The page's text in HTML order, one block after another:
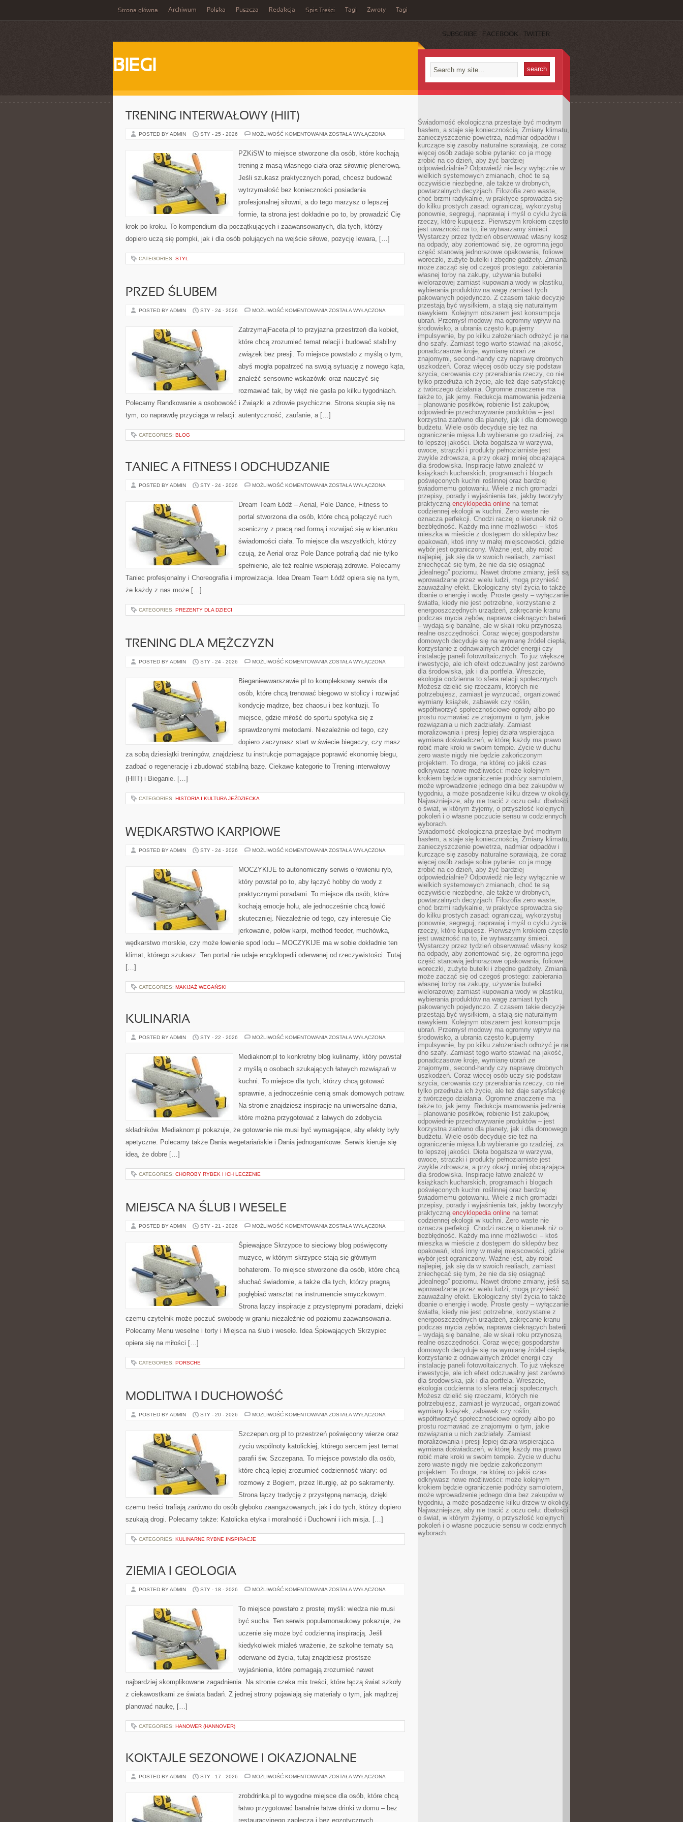
Strona główna Archiwum Polska Puszcza Redakcja Spis Treści Tagi Zwroty Tagi
SUBSCRIBE FACEBOOK TWITTER
BIEGI
TRENING INTERWAŁOWY (HIIT)
POSTED BY ADMIN STY - 25 - 2026 MOŻLIWOŚĆ KOMENTOWANIA TRENING
ZOSTAŁA WYŁĄCZONA
PZKiSW to miejsce stworzone dla osób, które kochają
trening z masą własnego ciała oraz siłownię plenerową.
Jeśli szukasz praktycznych porad, chcesz budować
wytrzymałość bez konieczności posiadania
profesjonalnej siłowni, a do tego marzysz o lepszej
formie, ta strona jest dokładnie po to, by prowadzić Cię
krok po kroku. To kompendium dla początkujących i zaawansowanych, dla tych, którzy
dopiero uczą się pompki, jak i dla osób polujących na wejście siłowe, pozycję lewara, […]
CATEGORIES: STYL
PRZED ŚLUBEM
POSTED BY ADMIN STY - 24 - 2026 MOŻLIWOŚĆ KOMENTOWANIA PRZED
ZOSTAŁA WYŁĄCZONA
ZatrzymajFaceta.pl to przyjazna przestrzeń dla kobiet,
które chcą zrozumieć temat relacji i budować stabilny
związek bez presji. To miejsce powstało z myślą o tym,
abyś mogła popatrzeć na swoją sytuację z nowego kąta,
znaleźć sensowne wskazówki oraz nauczyć się
rozmawiać tak, by więź nie gasła po kilku tygodniach.
Polecamy Randkowanie a osobowość i Związki a zdrowie psychiczne. Strona skupia się na
tym, co naprawdę przyciąga w relacji: autentyczność, zaufanie, a […]
CATEGORIES: BLOG
TANIEC A FITNESS I ODCHUDZANIE
POSTED BY ADMIN STY - 24 - 2026 MOŻLIWOŚĆ KOMENTOWANIA TANIEC
I
ODCHUDZANIE
ZOSTAŁA WYŁĄCZONA
Dream Team Łódź – Aerial, Pole Dance, Fitness to
portal stworzona dla osób, które chcą połączyć ruch
sceniczny z pracą nad formą i rozwijać się w kierunku
świadomości ciała. To miejsce dla wszystkich, którzy
czują, że Aerial oraz Pole Dance potrafią dać nie tylko
spełnienie, ale też realnie wspierają zdrowie. Polecamy
Taniec profesjonalny i Choreografia i improwizacja. Idea Dream Team Łódź opiera się na tym,
że każdy z nas może […]
CATEGORIES: PREZENTY DLA DZIECI
TRENING DLA MĘŻCZYZN
POSTED BY ADMIN STY - 24 - 2026 MOŻLIWOŚĆ KOMENTOWANIA TRENING
ZOSTAŁA WYŁĄCZONA
Bieganiewwarszawie.pl to kompleksowy serwis dla
osób, które chcą trenować biegowo w stolicy i rozwijać
kondycję mądrze, bez chaosu i bez kontuzji. To
miejsce, gdzie miłość do sportu spotyka się z
sprawdzonymi metodami. Niezależnie od tego, czy
dopiero zaczynasz start w świecie biegaczy, czy masz
za sobą dziesiątki treningów, znajdziesz tu instrukcje pomagające poprawić ekonomię biegu,
zadbać o regenerację i zbudować stabilną bazę. Ciekawe kategorie to Trening interwałowy
(HIIT) i Bieganie. […]
CATEGORIES: HISTORIA I KULTURA JEŹDZIECKA
WĘDKARSTWO KARPIOWE
POSTED BY ADMIN STY - 24 - 2026 MOŻLIWOŚĆ KOMENTOWANIA WĘDKARSTWO
ZOSTAŁA WYŁĄCZONA
MOCZYKIJE to autonomiczny serwis o łowieniu ryb,
który powstał po to, aby łączyć hobby do wody z
praktycznymi poradami. To miejsce dla osób, które
kochają emocje holu, ale jednocześnie chcą łowić
skuteczniej. Niezależnie od tego, czy interesuje Cię
jerkowanie, połów karpi, method feeder, muchówka,
wędkarstwo morskie, czy może łowienie spod lodu – MOCZYKIJE ma w sobie dokładnie ten
klimat, którego szukasz. Ten portal nie udaje encyklopedii oderwanej od rzeczywistości. Tutaj
[…]
CATEGORIES: MAKIJAŻ WEGAŃSKI
KULINARIA
POSTED BY ADMIN STY - 22 - 2026 MOŻLIWOŚĆ KOMENTOWANIA KULINARIA
ZOSTAŁA WYŁĄCZONA
Mediaknorr.pl to konkretny blog kulinarny, który powstał
z myślą o osobach szukających łatwych rozwiązań w
kuchni. To miejsce dla tych, którzy chcą gotować
sprawnie, a jednocześnie cenią smak domowych potraw.
Na stronie znajdziesz inspiracje na uniwersalne dania,
które można przygotować z łatwych do zdobycia
składników. Mediaknorr.pl pokazuje, że gotowanie nie musi być wymagające, aby efekty były
apetyczne. Polecamy także Dania wegetariańskie i Dania jednogarnkowe. Serwis kieruje się
ideą, że dobre […]
CATEGORIES: CHOROBY RYBEK I ICH LECZENIE
MIEJSCA NA ŚLUB I WESELE
POSTED BY ADMIN STY - 21 - 2026 MOŻLIWOŚĆ KOMENTOWANIA MIEJSCA
WESELE
ZOSTAŁA WYŁĄCZONA
Śpiewające Skrzypce to sieciowy blog poświęcony
muzyce, w którym skrzypce stają się głównym
bohaterem. To miejsce stworzone dla osób, które chcą
słuchać świadomie, a także dla tych, którzy pragną
pogłębiać warsztat na instrumencie smyczkowym.
Strona łączy inspiracje z przystępnymi poradami, dzięki
czemu czytelnik może poczuć swobodę w graniu niezależnie od poziomu zaawansowania.
Polecamy Menu weselne i torty i Miejsca na ślub i wesele. Idea Śpiewających Skrzypiec
opiera się na miłości […]
CATEGORIES: PORSCHE
MODLITWA I DUCHOWOŚĆ
POSTED BY ADMIN STY - 20 - 2026 MOŻLIWOŚĆ KOMENTOWANIA MODLITWA
ZOSTAŁA WYŁĄCZONA
Szczepan.org.pl to przestrzeń poświęcony wierze oraz
życiu wspólnoty katolickiej, którego sercem jest temat
parafii św. Szczepana. To miejsce powstało dla osób,
które chcą lepiej zrozumieć codzienność wiary: od
rozmowy z Bogiem, przez liturgię, aż po sakramenty.
Strona łączy tradycję z przystępną narracją, dzięki
czemu treści trafiają zarówno do osób głęboko zaangażowanych, jak i do tych, którzy dopiero
szukają drogi. Polecamy także: Katolicka etyka i moralność i Duchowni i ich misja. […]
CATEGORIES: KULINARNE RYBNE INSPIRACJE
ZIEMIA I GEOLOGIA
POSTED BY ADMIN STY - 18 - 2026 MOŻLIWOŚĆ KOMENTOWANIA ZIEMIA
ZOSTAŁA WYŁĄCZONA
To miejsce powstało z prostej myśli: wiedza nie musi
być sucha. Ten serwis popularnonaukowy pokazuje, że
uczenie się może być codzienną inspiracją. Jeśli
kiedykolwiek miałeś wrażenie, że szkolne tematy są
oderwane od życia, tutaj znajdziesz prostsze
wyjaśnienia, które pomagają zrozumieć nawet
najbardziej skomplikowane zagadnienia. Na stronie czeka mix treści, które łączą świat szkoły
z ciekawostkami ze świata badań. Z jednej strony pojawiają się materiały o tym, jak mądrzej
planować naukę, […]
CATEGORIES: HANOWER (HANNOVER)
KOKTAJLE SEZONOWE I OKAZJONALNE
POSTED BY ADMIN STY - 17 - 2026 MOŻLIWOŚĆ KOMENTOWANIA KOKTAJLE
OKAZJONALNE
ZOSTAŁA WYŁĄCZONA
zrobdrinka.pl to wygodne miejsce dla osób, które chcą
łatwo przygotować banalnie łatwe drinki w domu – bez
restauracyjnego zaplecza i bez egzotycznych
Świadomość ekologiczna przestaje być modnym
hasłem, a staje się koniecznością. Zmiany klimatu,
zanieczyszczenie powietrza, nadmiar odpadów i
kurczące się zasoby naturalne sprawiają, że coraz
więcej osób zadaje sobie pytanie: co ja mogę
zrobić na co dzień, aby żyć bardziej
odpowiedzialnie? Odpowiedź nie leży wyłącznie w
wielkich systemowych zmianach, choć te są
oczywiście niezbędne, ale także w drobnych,
powtarzalnych decyzjach. Filozofia zero waste,
choć brzmi radykalnie, w praktyce sprowadza się
do kilku prostych zasad: ograniczaj, wykorzystuj
ponownie, segreguj, naprawiaj i myśl o cyklu życia
rzeczy, które kupujesz. Pierwszym krokiem często
jest uważność na to, ile wytwarzamy śmieci.
Wystarczy przez tydzień obserwować własny kosz
na odpady, aby zorientować się, że ogromną jego
część stanowią jednorazowe opakowania, foliowe
woreczki, zużyte butelki i zbędne gadżety. Zmiana
może zacząć się od czegoś prostego: zabierania
własnej torby na zakupy, używania butelki
wielorazowej zamiast kupowania wody w plastiku,
wybierania produktów na wagę zamiast tych
pakowanych pojedynczo. Z czasem takie decyzje
przestają być wysiłkiem, a stają się naturalnym
nawykiem. Kolejnym obszarem jest konsumpcja
ubrań. Przemysł modowy ma ogromny wpływ na
środowisko, a ubrania często kupujemy
impulsywnie, by po kilku założeniach odłożyć je na
dno szafy. Zamiast tego warto stawiać na jakość,
ponadczasowe kroje, wymianę ubrań ze
znajomymi, second-handy czy naprawę drobnych
uszkodzeń. Coraz więcej osób uczy się podstaw
szycia, cerowania czy przerabiania rzeczy, co nie
tylko przedłuża ich życie, ale też daje satysfakcję
z twórczego działania. Ogromne znaczenie ma
także to, jak jemy. Redukcja marnowania jedzenia
– planowanie posiłków, robienie list zakupów,
odpowiednie przechowywanie produktów – jest
korzystna zarówno dla planety, jak i dla domowego
budżetu. Wiele osób decyduje się też na
ograniczenie mięsa lub wybieranie go rzadziej, za
to lepszej jakości. Dieta bogatsza w warzywa,
owoce, strączki i produkty pełnoziarniste jest
zwykle zdrowsza, a przy okazji mniej obciążająca
dla środowiska. Inspiracje łatwo znaleźć w
książkach kucharskich, programach i blogach
poświęconych kuchni roślinnej oraz bardziej
świadomemu gotowaniu. Wiele z nich gromadzi
przepisy, porady i wyjaśnienia tak, jakby tworzyły
praktyczną encyklopedia online na temat
codziennej ekologii w kuchni. Zero waste nie
oznacza perfekcji. Chodzi raczej o kierunek niż o
bezbłędność. Każdy ma inne możliwości – ktoś
mieszka w mieście z dostępem do sklepów bez
opakowań, ktoś inny w małej miejscowości, gdzie
wybór jest ograniczony. Ważne jest, aby robić
najlepiej, jak się da w swoich realiach, zamiast
zniechęcać się tym, że nie da się osiągnąć
„idealnego” poziomu. Nawet drobne zmiany, jeśli są
wprowadzane przez wielu ludzi, mogą przynieść
zauważalny efekt. Ekologiczny styl życia to także
dbanie o energię i wodę. Proste gesty – wyłączanie
światła, kiedy nie jest potrzebne, korzystanie z
energooszczędnych urządzeń, zakręcanie kranu
podczas mycia zębów, naprawa cieknących baterii
– wydają się banalne, ale w skali roku przynoszą
realne oszczędności. Coraz więcej gospodarstw
domowych decyduje się na wymianę źródeł ciepła,
korzystanie z odnawialnych źródeł energii czy
instalację paneli fotowoltaicznych. To już większe
inwestycje, ale ich efekt odczuwalny jest zarówno
dla środowiska, jak i dla portfela. Wreszcie,
ekologia codzienna to sfera relacji społecznych.
Możesz dzielić się rzeczami, których nie
potrzebujesz, zamiast je wyrzucać, organizować
wymiany książek, zabawek czy roślin,
współtworzyć społecznościowe ogrody albo po
prostu rozmawiać ze znajomymi o tym, jakie
rozwiązania u nich zadziałały. Zamiast
moralizowania i presji lepiej działa wspierająca
wymiana doświadczeń, w której każdy ma prawo
robić małe kroki w swoim tempie. Życie w duchu
zero waste nigdy nie będzie zakończonym
projektem. To droga, na której co jakiś czas
odkrywasz nowe możliwości: może kolejnym
krokiem będzie ograniczenie podróży samolotem,
może wprowadzenie jednego dnia bez zakupów w
tygodniu, a może posadzenie kilku drzew w okolicy.
Najważniejsze, aby nie tracić z oczu celu: dbałości
o świat, w którym żyjemy, o przyszłość kolejnych
pokoleń i o własne poczucie sensu w codziennych
wyborach.
Świadomość ekologiczna przestaje być modnym
hasłem, a staje się koniecznością. Zmiany klimatu,
zanieczyszczenie powietrza, nadmiar odpadów i
kurczące się zasoby naturalne sprawiają, że coraz
więcej osób zadaje sobie pytanie: co ja mogę
zrobić na co dzień, aby żyć bardziej
odpowiedzialnie? Odpowiedź nie leży wyłącznie w
wielkich systemowych zmianach, choć te są
oczywiście niezbędne, ale także w drobnych,
powtarzalnych decyzjach. Filozofia zero waste,
choć brzmi radykalnie, w praktyce sprowadza się
do kilku prostych zasad: ograniczaj, wykorzystuj
ponownie, segreguj, naprawiaj i myśl o cyklu życia
rzeczy, które kupujesz. Pierwszym krokiem często
jest uważność na to, ile wytwarzamy śmieci.
Wystarczy przez tydzień obserwować własny kosz
na odpady, aby zorientować się, że ogromną jego
część stanowią jednorazowe opakowania, foliowe
woreczki, zużyte butelki i zbędne gadżety. Zmiana
może zacząć się od czegoś prostego: zabierania
własnej torby na zakupy, używania butelki
wielorazowej zamiast kupowania wody w plastiku,
wybierania produktów na wagę zamiast tych
pakowanych pojedynczo. Z czasem takie decyzje
przestają być wysiłkiem, a stają się naturalnym
nawykiem. Kolejnym obszarem jest konsumpcja
ubrań. Przemysł modowy ma ogromny wpływ na
środowisko, a ubrania często kupujemy
impulsywnie, by po kilku założeniach odłożyć je na
dno szafy. Zamiast tego warto stawiać na jakość,
ponadczasowe kroje, wymianę ubrań ze
znajomymi, second-handy czy naprawę drobnych
uszkodzeń. Coraz więcej osób uczy się podstaw
szycia, cerowania czy przerabiania rzeczy, co nie
tylko przedłuża ich życie, ale też daje satysfakcję
z twórczego działania. Ogromne znaczenie ma
także to, jak jemy. Redukcja marnowania jedzenia
– planowanie posiłków, robienie list zakupów,
odpowiednie przechowywanie produktów – jest
korzystna zarówno dla planety, jak i dla domowego
budżetu. Wiele osób decyduje się też na
ograniczenie mięsa lub wybieranie go rzadziej, za
to lepszej jakości. Dieta bogatsza w warzywa,
owoce, strączki i produkty pełnoziarniste jest
zwykle zdrowsza, a przy okazji mniej obciążająca
dla środowiska. Inspiracje łatwo znaleźć w
książkach kucharskich, programach i blogach
poświęconych kuchni roślinnej oraz bardziej
świadomemu gotowaniu. Wiele z nich gromadzi
przepisy, porady i wyjaśnienia tak, jakby tworzyły
praktyczną encyklopedia online na temat
codziennej ekologii w kuchni. Zero waste nie
oznacza perfekcji. Chodzi raczej o kierunek niż o
bezbłędność. Każdy ma inne możliwości – ktoś
mieszka w mieście z dostępem do sklepów bez
opakowań, ktoś inny w małej miejscowości, gdzie
wybór jest ograniczony. Ważne jest, aby robić
najlepiej, jak się da w swoich realiach, zamiast
zniechęcać się tym, że nie da się osiągnąć
„idealnego” poziomu. Nawet drobne zmiany, jeśli są
wprowadzane przez wielu ludzi, mogą przynieść
zauważalny efekt. Ekologiczny styl życia to także
dbanie o energię i wodę. Proste gesty – wyłączanie
światła, kiedy nie jest potrzebne, korzystanie z
energooszczędnych urządzeń, zakręcanie kranu
podczas mycia zębów, naprawa cieknących baterii
– wydają się banalne, ale w skali roku przynoszą
realne oszczędności. Coraz więcej gospodarstw
domowych decyduje się na wymianę źródeł ciepła,
korzystanie z odnawialnych źródeł energii czy
instalację paneli fotowoltaicznych. To już większe
inwestycje, ale ich efekt odczuwalny jest zarówno
dla środowiska, jak i dla portfela. Wreszcie,
ekologia codzienna to sfera relacji społecznych.
Możesz dzielić się rzeczami, których nie
potrzebujesz, zamiast je wyrzucać, organizować
wymiany książek, zabawek czy roślin,
współtworzyć społecznościowe ogrody albo po
prostu rozmawiać ze znajomymi o tym, jakie
rozwiązania u nich zadziałały. Zamiast
moralizowania i presji lepiej działa wspierająca
wymiana doświadczeń, w której każdy ma prawo
robić małe kroki w swoim tempie. Życie w duchu
zero waste nigdy nie będzie zakończonym
projektem. To droga, na której co jakiś czas
odkrywasz nowe możliwości: może kolejnym
krokiem będzie ograniczenie podróży samolotem,
może wprowadzenie jednego dnia bez zakupów w
tygodniu, a może posadzenie kilku drzew w okolicy.
Najważniejsze, aby nie tracić z oczu celu: dbałości
o świat, w którym żyjemy, o przyszłość kolejnych
pokoleń i o własne poczucie sensu w codziennych
wyborach.